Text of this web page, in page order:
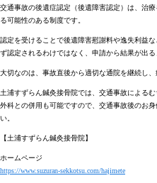
交通事故の後遺症認定（後遺障害認定）は、治
る可能性のある制度です。
認定を受けることで後遺障害慰謝料や逸失利益
ず認定されるわけではなく、申請から結果が出
大切なのは、事故直後から適切な通院を継続し
土浦すずらん鍼灸接骨院では、交通事故による
外科との併用も可能ですので、交通事故後のお
い。
【土浦すずらん鍼灸接骨院】
ホームページ
https://www.suzuran-sekkotsu.com/hajimete